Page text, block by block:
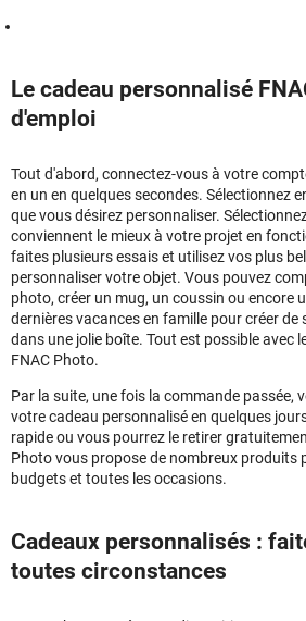
Le cadeau personnalisé
d'emploi
Tout d'abord, connectez-vous à votre
en un en quelques secondes. Sélectionnez
que vous désirez personnaliser.
conviennent le mieux à votre projet en
faites plusieurs essais et utilisez vos plus
personnaliser votre objet. Vous pouvez
photo, créer un mug, un coussin ou encore
dernières vacances en famille pour créer
dans une jolie boîte. Tout est possible avec
FNAC Photo.
Par la suite, une fois la commande passée,
votre cadeau personnalisé en quelques
rapide ou vous pourrez le retirer
Photo vous propose de nombreux produits
budgets et toutes les occasions.
Cadeaux personnalisés :
toutes circonstances